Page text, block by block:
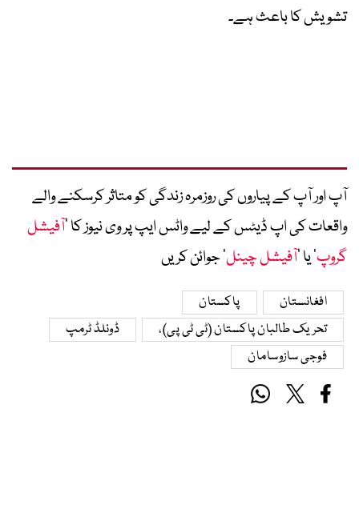
تشویش کا باعث ہے۔
آپ اور آپ کے پیاروں کی روزمرہ زندگی کو متاثر کرسکنے والے
واقعات کی اپ ڈیٹس کے لیے واٹس ایپ پر وی نیوز کا ’آفیشل
گروپ‘ یا ’آفیشل چینل‘ جوائن کریں
افغانستان
پاکستان
تحریک طالبان پاکستان (ٹی ٹی پی)،
ڈونلڈ ٹرمپ
فوجی سازوسامان